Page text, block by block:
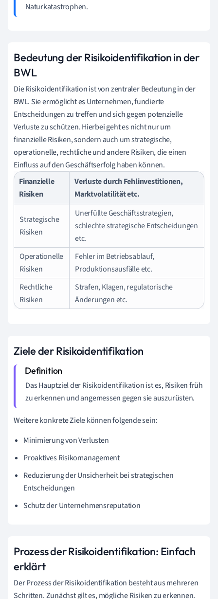
Naturkatastrophen.
Bedeutung der Risikoidentifikation in der
BWL
Die Risikoidentifikation ist von zentraler Bedeutung in der
BWL. Sie ermöglicht es Unternehmen, fundierte
Entscheidungen zu treffen und sich gegen potenzielle
Verluste zu schützen. Hierbei geht es nicht nur um
finanzielle Risiken, sondern auch um strategische,
operationelle, rechtliche und andere Risiken, die einen
Einfluss auf den Geschäftserfolg haben können.
Finanzielle
Risiken
Verluste durch Fehlinvestitionen,
Marktvolatilität etc.
Strategische
Risiken
Unerfüllte Geschäftsstrategien,
schlechte strategische Entscheidungen
etc.
Operationelle
Risiken
Fehler im Betriebsablauf,
Produktionsausfälle etc.
Rechtliche
Risiken
Strafen, Klagen, regulatorische
Änderungen etc.
Ziele der Risikoidentifikation
Das Hauptziel der Risikoidentifikation ist es, Risiken früh
zu erkennen und angemessen gegen sie auszurüsten.
Weitere konkrete Ziele können folgende sein:
Minimierung von Verlusten
Proaktives Risikomanagement
Reduzierung der Unsicherheit bei strategischen
Entscheidungen
Schutz der Unternehmensreputation
Prozess der Risikoidentifikation: Einfach
erklärt
Der Prozess der Risikoidentifikation besteht aus mehreren
Schritten. Zunächst gilt es, mögliche Risiken zu erkennen.